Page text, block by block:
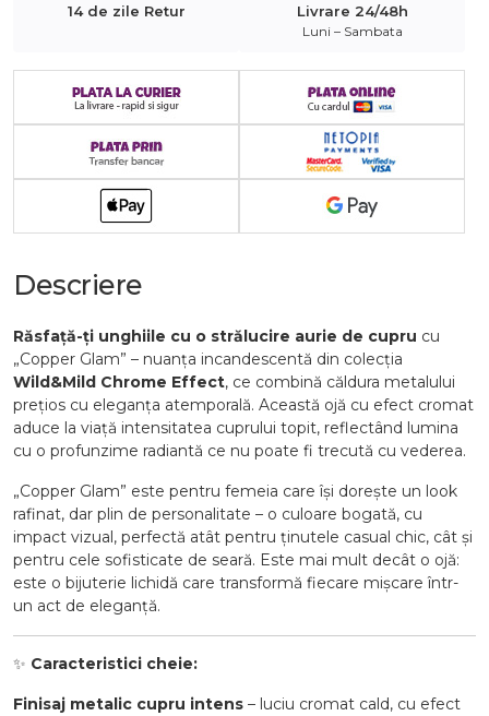
14 de zile Retur Livrare 24/48h
Luni – Sambata
Descriere
Răsfață-ți unghiile cu o strălucire aurie de cupru cu
„Copper Glam” – nuanța incandescentă din colecția
Wild&Mild Chrome Effect, ce combină căldura metalului
prețios cu eleganța atemporală. Această ojă cu efect cromat
aduce la viață intensitatea cuprului topit, reflectând lumina
cu o profunzime radiantă ce nu poate fi trecută cu vederea.
„Copper Glam” este pentru femeia care își dorește un look
rafinat, dar plin de personalitate – o culoare bogată, cu
impact vizual, perfectă atât pentru ținutele casual chic, cât și
pentru cele sofisticate de seară. Este mai mult decât o ojă:
este o bijuterie lichidă care transformă fiecare mișcare într-
un act de eleganță.
✨ Caracteristici cheie:
Finisaj metalic cupru intens – luciu cromat cald, cu efect